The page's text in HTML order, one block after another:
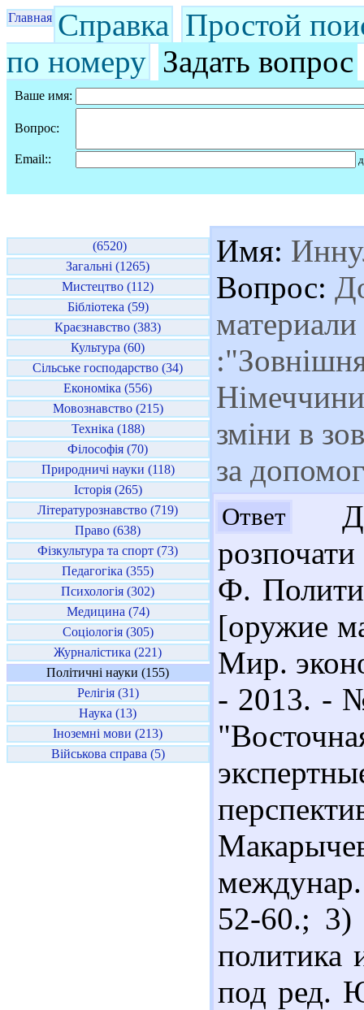
Главная Справка Простой
по номеру Задать вопрос
Ваше имя:
Вопрос:
Email::
(6520)
Загальні (1265)
Мистецтво (112)
Бібліотека (59)
Краєзнавство (383)
Культура (60)
Сільське господарство (34)
Економіка (556)
Мовознавство (215)
Техніка (188)
Філософія (70)
Природничі науки (118)
Історія (265)
Літературознавство (719)
Право (638)
Фізкультура та спорт (73)
Педагогіка (355)
Психологія (302)
Медицина (74)
Соціологія (305)
Журналістика (221)
Політичні науки (155)
Релігія (31)
Наука (13)
Іноземні мови (213)
Військова справа (5)
Имя:
Вопрос:
зміни в
за
Ответ
Ф.
[оружие
Мир.
- 2013. -
52-60.;
политика
под ред.